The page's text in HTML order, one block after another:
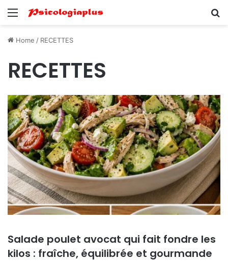
Menu
Home / RECETTES
RECETTES
Salade poulet avocat qui fait fondre les
kilos : fraîche, équilibrée et gourmande